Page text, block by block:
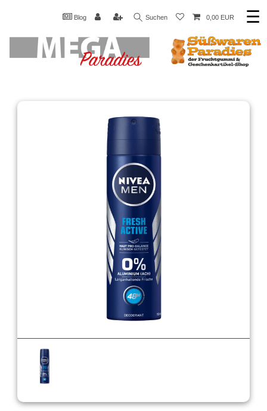
Blog Suchen 0,00 EUR ☰